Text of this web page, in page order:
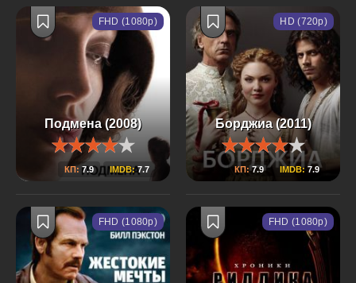
Подмена (2008)
КП: 7.9 IMDB:7.7
FHD (1080p)
Борджиа (2011)
КП:7.9 IMDB: 7.9
HD (720p)
FHD (1080p) FHD (1080p)